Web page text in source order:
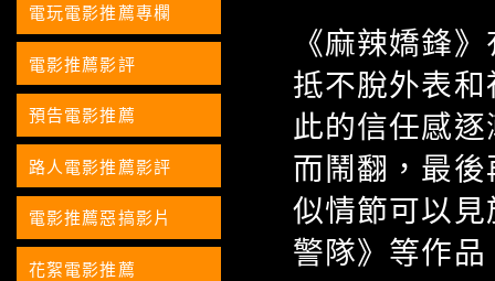
《麻辣嬌鋒
抵不脫外表
此的信任感
而鬧翻，最
似情節可以
警隊》等作品
電玩電影推薦專欄
電影推薦影評
預告電影推薦
路人電影推薦影評
電影推薦惡搞影片
花絮電影推薦